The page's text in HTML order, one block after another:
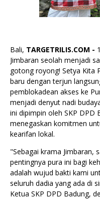
Bali, TARGETRILIS.COM -
Jimbaran seolah menjadi
gotong royong! Setya Kita
baru dengan terjun
pemblokadean akses ke
menjadi denyut nadi
ini dipimpin oleh SKP DPD
menegaskan komitmen
kearifan lokal.
"Sebagai krama Jimbaran,
pentingnya pura ini bagi
adalah wujud bakti kami
seluruh dadia yang ada di
Ketua SKP DPD Badung,